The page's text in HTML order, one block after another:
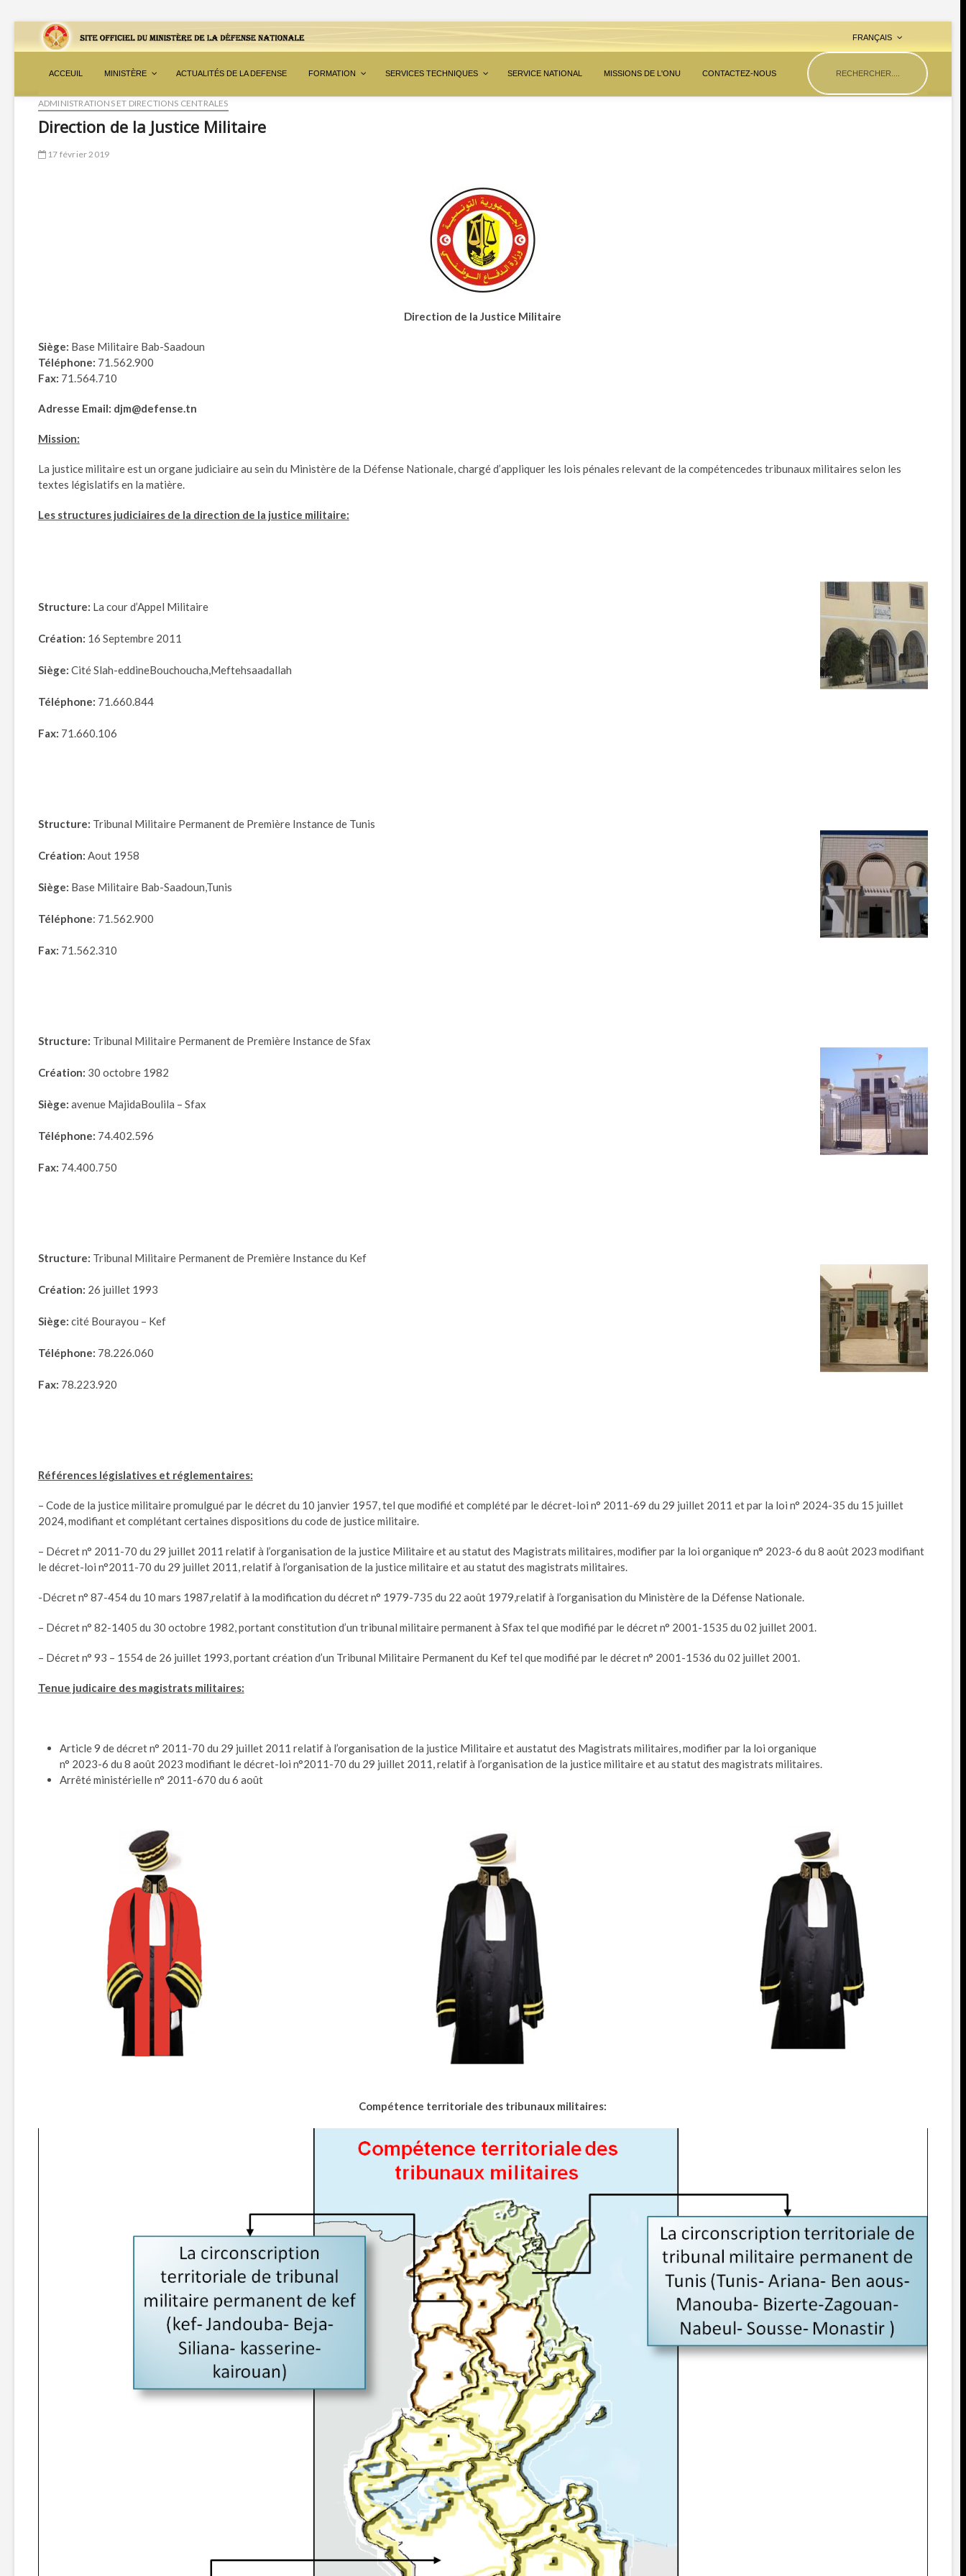
FRANÇAIS
ACCEUIL MINISTÈRE ACTUALITÉS DE LA DEFENSE FORMATION SERVICES TECHNIQUES SERVICE NATIONAL MISSIONS DE L'ONU CONTACTEZ-NOUS
ADMINISTRATIONS ET DIRECTIONS CENTRALES
Direction de la Justice Militaire
17 février 2019
Direction de la Justice Militaire
Siège: Base Militaire Bab-Saadoun
Téléphone: 71.562.900
Fax: 71.564.710
Adresse Email: djm@defense.tn
Mission:
La justice militaire est un organe judiciaire au sein du Ministère de la Défense Nationale, chargé d’appliquer les lois pénales relevant de la compétencedes tribunaux militaires selon les
textes législatifs en la matière.
Les structures judiciaires de la direction de la justice militaire:
Structure: La cour d’Appel Militaire
Création: 16 Septembre 2011
Siège: Cité Slah-eddineBouchoucha,Meftehsaadallah
Téléphone: 71.660.844
Fax: 71.660.106
Structure: Tribunal Militaire Permanent de Première Instance de Tunis
Création: Aout 1958
Siège: Base Militaire Bab-Saadoun,Tunis
Téléphone: 71.562.900
Fax: 71.562.310
Structure: Tribunal Militaire Permanent de Première Instance de Sfax
Création: 30 octobre 1982
Siège: avenue MajidaBoulila – Sfax
Téléphone: 74.402.596
Fax: 74.400.750
Structure: Tribunal Militaire Permanent de Première Instance du Kef
Création: 26 juillet 1993
Siège: cité Bourayou – Kef
Téléphone: 78.226.060
Fax: 78.223.920
Références législatives et réglementaires:
– Code de la justice militaire promulgué par le décret du 10 janvier 1957, tel que modifié et complété par le décret-loi n° 2011-69 du 29 juillet 2011 et par la loi n° 2024-35 du 15 juillet
2024, modifiant et complétant certaines dispositions du code de justice militaire.
– Décret n° 2011-70 du 29 juillet 2011 relatif à l’organisation de la justice Militaire et au statut des Magistrats militaires, modifier par la loi organique n° 2023-6 du 8 août 2023 modifiant
le décret-loi n°2011-70 du 29 juillet 2011, relatif à l’organisation de la justice militaire et au statut des magistrats militaires.
-Décret n° 87-454 du 10 mars 1987,relatif à la modification du décret n° 1979-735 du 22 août 1979,relatif à l’organisation du Ministère de la Défense Nationale.
– Décret n° 82-1405 du 30 octobre 1982, portant constitution d’un tribunal militaire permanent à Sfax tel que modifié par le décret n° 2001-1535 du 02 juillet 2001.
– Décret n° 93 – 1554 de 26 juillet 1993, portant création d’un Tribunal Militaire Permanent du Kef tel que modifié par le décret n° 2001-1536 du 02 juillet 2001.
Tenue judicaire des magistrats militaires:
Article 9 de décret n° 2011-70 du 29 juillet 2011 relatif à l’organisation de la justice Militaire et austatut des Magistrats militaires, modifier par la loi organique
n° 2023-6 du 8 août 2023 modifiant le décret-loi n°2011-70 du 29 juillet 2011, relatif à l’organisation de la justice militaire et au statut des magistrats militaires.
Arrêté ministérielle n° 2011-670 du 6 août
Compétence territoriale des tribunaux militaires: